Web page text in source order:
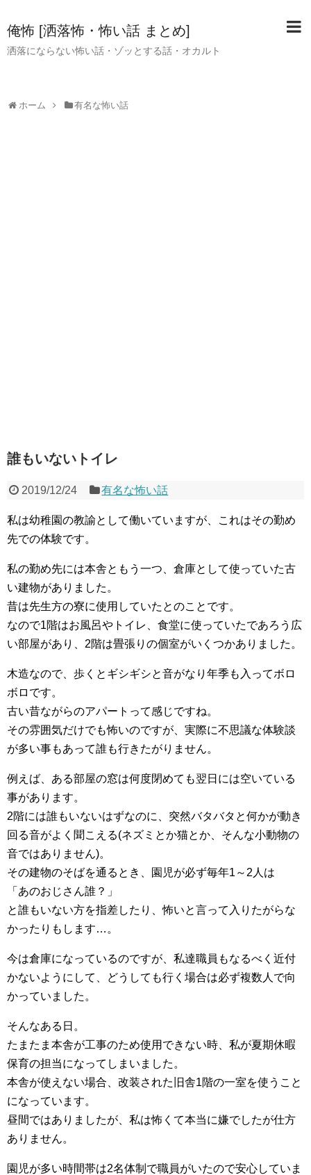
俺怖 [洒落怖・怖い話 まとめ]
洒落にならない怖い話・ゾッとする話・オカルト
ホーム 有名な怖い話
誰もいないトイレ
2019/12/24 有名な怖い話
私は幼稚園の教諭として働いていますが、これはその勤め
先での体験です。
私の勤め先には本舎ともう一つ、倉庫として使っていた古
い建物がありました。
昔は先生方の寮に使用していたとのことです。
なので1階はお風呂やトイレ、食堂に使っていたであろう広
い部屋があり、2階は畳張りの個室がいくつかありました。
木造なので、歩くとギシギシと音がなり年季も入ってボロ
ボロです。
古い昔ながらのアパートって感じですね。
その雰囲気だけでも怖いのですが、実際に不思議な体験談
が多い事もあって誰も行きたがりません。
例えば、ある部屋の窓は何度閉めても翌日には空いている
事があります。
2階には誰もいないはずなのに、突然バタバタと何かが動き
回る音がよく聞こえる(ネズミとか猫とか、そんな小動物の
音ではありません)。
その建物のそばを通るとき、園児が必ず毎年1～2人は
「あのおじさん誰？」
と誰もいない方を指差したり、怖いと言って入りたがらな
かったりもします…。
今は倉庫になっているのですが、私達職員もなるべく近付
かないようにして、どうしても行く場合は必ず複数人で向
かっていました。
そんなある日。
たまたま本舎が工事のため使用できない時、私が夏期休暇
保育の担当になってしまいました。
本舎が使えない場合、改装された旧舎1階の一室を使うこと
になっています。
昼間ではありましたが、私は怖くて本当に嫌でしたが仕方
ありません。
園児が多い時間帯は2名体制で職員がいたので安心していま